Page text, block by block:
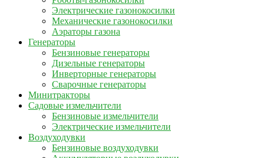
Электрические газонокосилки
Механические газонокосилки
Аэраторы газона
Генераторы
Бензиновые генераторы
Дизельные генераторы
Инверторные генераторы
Сварочные генераторы
Минитракторы
Садовые измельчители
Бензиновые измельчители
Электрические измельчители
Воздуходувки
Бензиновые воздуходувки